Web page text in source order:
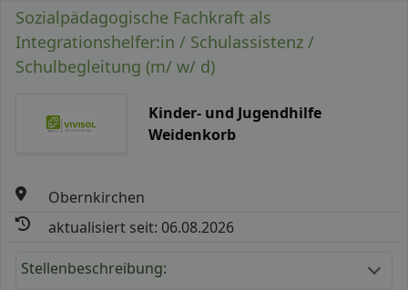
Sozialpädagogische Fachkraft als
Integrationshelfer:in / Schulassistenz /
Schulbegleitung (m/ w/ d)
Kinder- und Jugendhilfe
Weidenkorb
Obernkirchen
aktualisiert seit: 06.08.2026
Stellenbeschreibung: